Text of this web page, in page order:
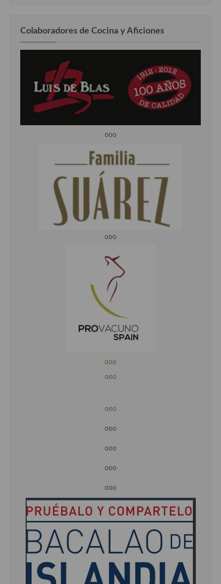
Colaboradores de Cocina y Aficiones
ooo
ooo
ooo
ooo
ooo
ooo
ooo
ooo
ooo